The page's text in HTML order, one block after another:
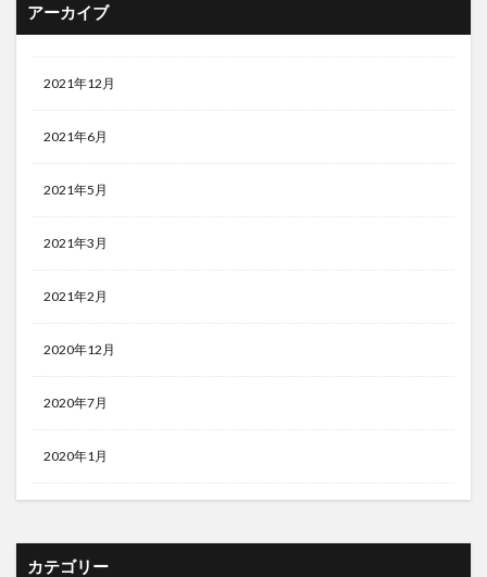
アーカイブ
2021年12月
2021年6月
2021年5月
2021年3月
2021年2月
2020年12月
2020年7月
2020年1月
カテゴリー